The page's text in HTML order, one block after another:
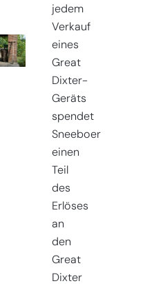
jedem
Verkauf
eines
Great
Dixter-
Geräts
spendet
Sneeboer
einen
Teil
des
Erlöses
an
den
Great
Dixter